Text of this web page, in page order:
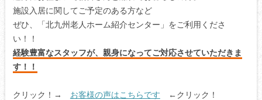
施設入居に関してご予定のある方など
ぜひ、「北九州老人ホーム紹介センター」をご利用くださ
い！！
経験豊富なスタッフが、親身になってご対応させていただきま
す！！
クリック！→ お客様の声はこちらです ←クリック！